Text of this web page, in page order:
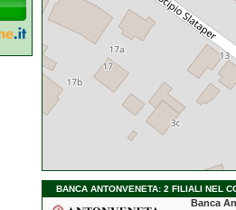
BANCA ANTONVENETA: 2 FILIALI NEL
Banca